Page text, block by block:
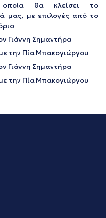
θα κλείσει το
μας, με επιλογές από το
Γιάννη Σημαντήρα
την Πία Μπακογιώργου
Γιάννη Σημαντήρα
την Πία Μπακογιώργου